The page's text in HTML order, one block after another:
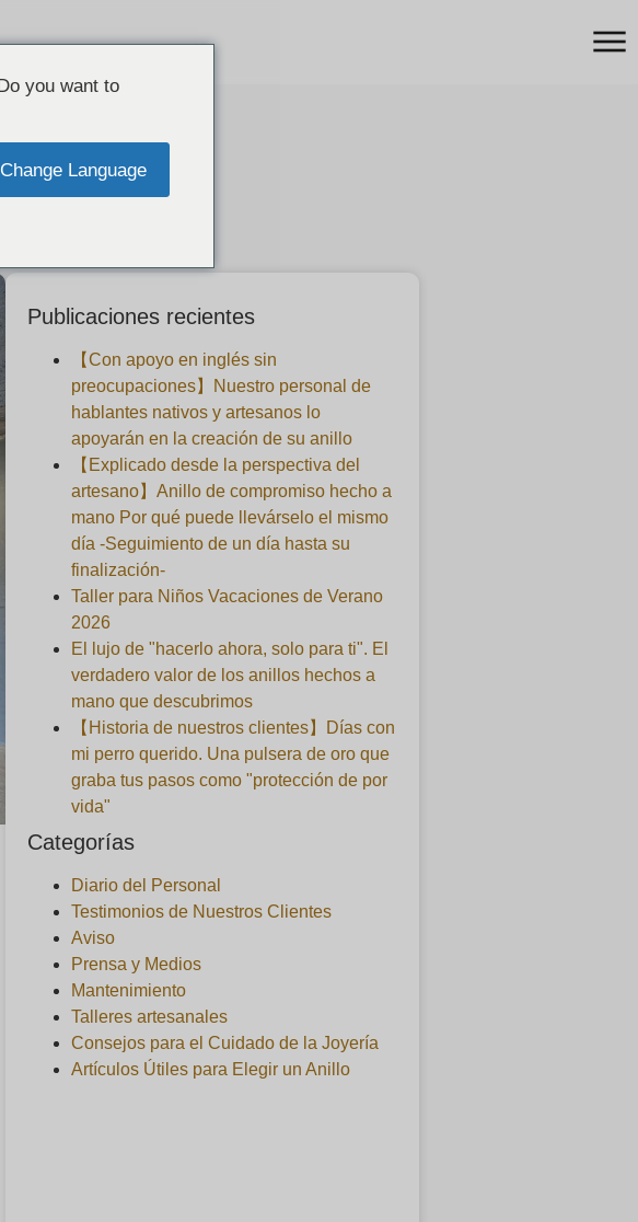
Publicaciones recientes
【Con apoyo en inglés sin
preocupaciones】Nuestro personal de
hablantes nativos y artesanos lo
apoyarán en la creación de su anillo
【Explicado desde la perspectiva del
artesano】Anillo de compromiso hecho a
mano Por qué puede llevárselo el mismo
día -Seguimiento de un día hasta su
finalización-
Taller para Niños Vacaciones de Verano
2026
El lujo de "hacerlo ahora, solo para ti". El
verdadero valor de los anillos hechos a
mano que descubrimos
【Historia de nuestros clientes】Días con
mi perro querido. Una pulsera de oro que
graba tus pasos como "protección de por
vida"
Categorías
Diario del Personal
Testimonios de Nuestros Clientes
Aviso
Prensa y Medios
Mantenimiento
Talleres artesanales
Consejos para el Cuidado de la Joyería
Artículos Útiles para Elegir un Anillo
you want to
Change Language